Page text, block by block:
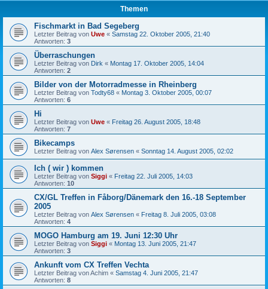
Themen
Fischmarkt in Bad Segeberg
Letzter Beitrag von Uwe « Samstag 22. Oktober 2005, 21:40
Antworten: 3
Überraschungen
Letzter Beitrag von Dirk « Montag 17. Oktober 2005, 14:04
Antworten: 2
Bilder von der Motorradmesse in Rheinberg
Letzter Beitrag von Todty68 « Montag 3. Oktober 2005, 00:07
Antworten: 6
Hi
Letzter Beitrag von Uwe « Freitag 26. August 2005, 18:48
Antworten: 7
Bikecamps
Letzter Beitrag von Alex Sørensen « Sonntag 14. August 2005, 02:02
Ich ( wir ) kommen
Letzter Beitrag von Siggi « Freitag 22. Juli 2005, 14:03
Antworten: 10
CX/GL Treffen in Fåborg/Dänemark den 16.-18 September
2005
Letzter Beitrag von Alex Sørensen « Freitag 8. Juli 2005, 03:08
Antworten: 4
MOGO Hamburg am 19. Juni 12:30 Uhr
Letzter Beitrag von Siggi « Montag 13. Juni 2005, 21:47
Antworten: 3
Ankunft vom CX Treffen Vechta
Letzter Beitrag vonAchim « Samstag 4. Juni 2005, 21:47
Antworten: 8